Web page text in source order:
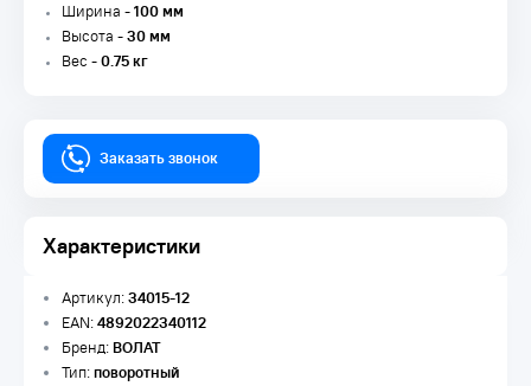
Ширина -100 мм
Высота -30 мм
Вес -0.75 кг
Заказать звонок
Характеристики
Артикул:34015-12
EAN:4892022340112
Бренд:ВОЛАТ
Тип:поворотный